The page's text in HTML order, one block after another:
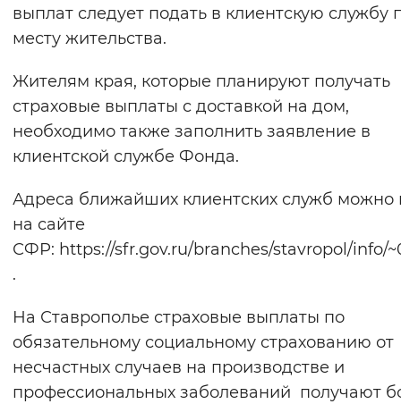
выплат следует подать в клиентскую службу
месту жительства.
Жителям края, которые планируют получать
страховые выплаты с доставкой на дом,
необходимо также заполнить заявление в
клиентской службе Фонда.
Адреса ближайших клиентских служб можно
на сайте
СФР: https://sfr.gov.ru/branches/stavropol/info/
.
На Ставрополье страховые выплаты по
обязательному социальному страхованию от
несчастных случаев на производстве и
профессиональных заболеваний получают